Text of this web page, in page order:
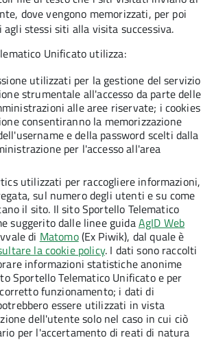
dove vengono memorizzati, per poi
agli stessi siti alla visita successiva.
Unificato utilizza:
utilizzati per la gestione del servizio
strumentale all'accesso da parte delle
alle aree riservate; i cookies
consentiranno la memorizzazione
e della password scelti dalla
per l'accesso all'area
utilizzati per raccogliere informazioni,
sul numero degli utenti e su come
il sito. Il sito Sportello Telematico
suggerito dalle linee guidaAgID Web
di Matomo(Ex Piwik), dal quale è
la cookie policy. I dati sono raccolti
informazioni statistiche anonime
Sportello Telematico Unificato e per
funzionamento; i dati di
essere utilizzati in vista
dell'utente solo nel caso in cui ciò
per l'accertamento di reati di natura